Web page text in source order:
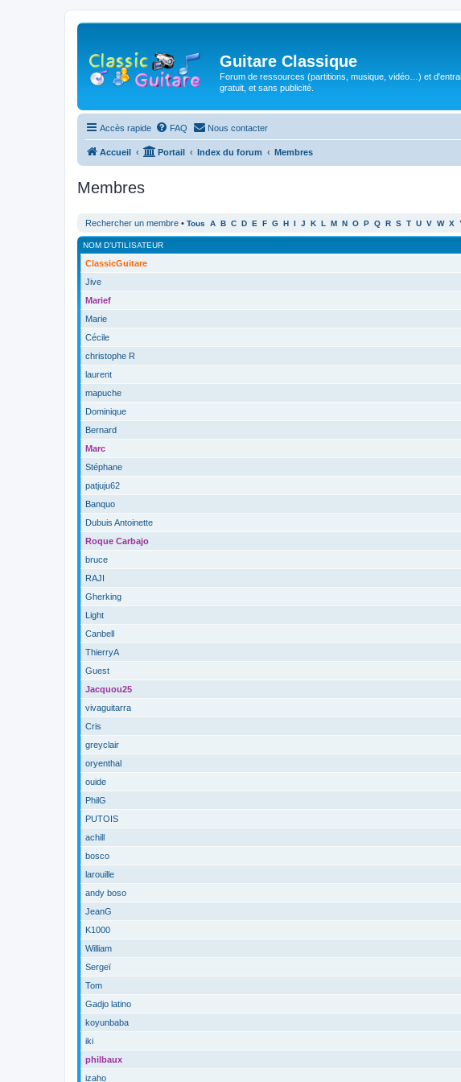
Guitare Classique
Forum de ressources (partitions, musique, vidéo…) et
gratuit, et sans publicité.
Accès rapide FAQ Nous contacter
Accueil Portail Index du forum Membres
Membres
Rechercher un membre • Tous A B C D E F G H I J K L M N O P Q R S T U V W X
NOM D’UTILISATEUR
ClassicGuitare
Jive
Marief
Marie
Cécile
christophe R
laurent
mapuche
Dominique
Bernard
Marc
Stéphane
patjuju62
Banquo
Dubuis Antoinette
Roque Carbajo
bruce
RAJI
Gherking
Light
Canbell
ThierryA
Guest
Jacquou25
vivaguitarra
Cris
greyclair
oryenthal
ouide
PhilG
PUTOIS
achill
bosco
larouille
andy boso
JeanG
K1000
William
Sergeï
Tom
Gadjo latino
koyunbaba
iki
philbaux
izaho